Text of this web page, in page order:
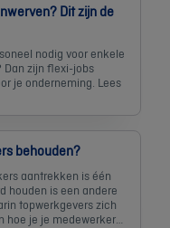
Dit zijn de
nodig voor enkele
zijn flexi-jobs
je onderneming. Lees
behouden?
aantrekken is één
houden is een andere
topwerkgevers zich
hoe je je medewerker